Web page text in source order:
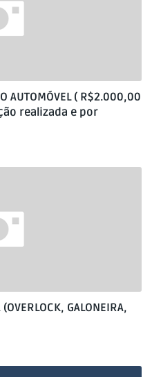
AUTOMÓVEL ( R$2.000,00
realizada e por
GALONEIRA,